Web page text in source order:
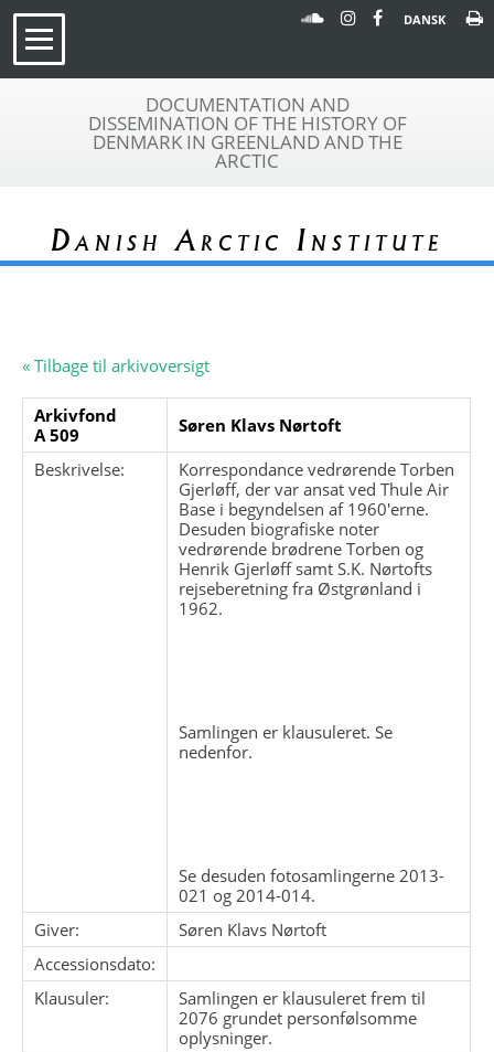
DANSK
DOCUMENTATION AND
DISSEMINATION OF THE HISTORY OF
DENMARK IN GREENLAND AND THE
ARCTIC
Danish Arctic Institute
« Tilbage til arkivoversigt
Arkivfond
A 509
Søren Klavs Nørtoft
Beskrivelse:
Korrespondance vedrørende Torben
Gjerløff, der var ansat ved Thule Air
Base i begyndelsen af 1960'erne.
Desuden biografiske noter
vedrørende brødrene Torben og
Henrik Gjerløff samt S.K. Nørtofts
rejseberetning fra Østgrønland i
1962.
Samlingen er klausuleret. Se
nedenfor.
Se desuden fotosamlingerne 2013-
021 og 2014-014.
Giver:
Søren Klavs Nørtoft
Accessionsdato:
Klausuler:
Samlingen er klausuleret frem til
2076 grundet personfølsomme
oplysninger.